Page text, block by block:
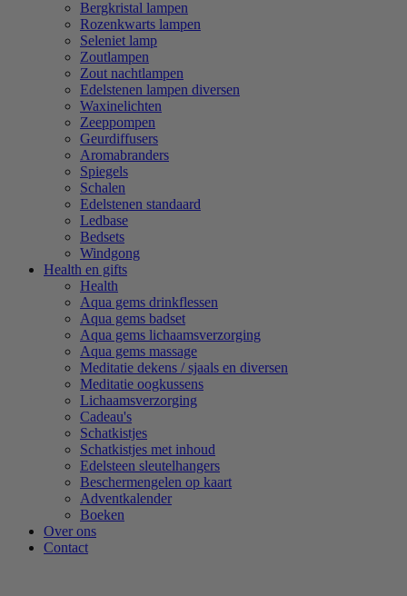
Bergkristal lampen
Rozenkwarts lampen
Seleniet lamp
Zoutlampen
Zout nachtlampen
Edelstenen lampen diversen
Waxinelichten
Zeeppompen
Geurdiffusers
Aromabranders
Spiegels
Schalen
Edelstenen standaard
Ledbase
Bedsets
Windgong
Health en gifts
Health
Aqua gems drinkflessen
Aqua gems badset
Aqua gems lichaamsverzorging
Aqua gems massage
Meditatie dekens / sjaals en diversen
Meditatie oogkussens
Lichaamsverzorging
Cadeau's
Schatkistjes
Schatkistjes met inhoud
Edelsteen sleutelhangers
Beschermengelen op kaart
Adventkalender
Boeken
Over ons
Contact